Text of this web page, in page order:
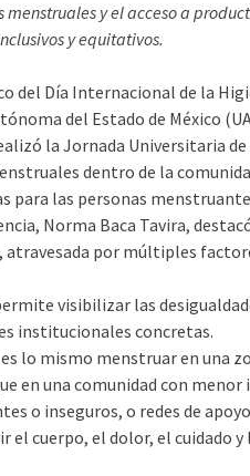
y el acceso a
y equitativos.
del Día Internacional de la
del Estado de México
la Jornada Universitaria
dentro de la
para las personas
Norma Baca Tavira,
por múltiples
visibilizar las
institucionales concretas.
lo mismo menstruar en una
en una comunidad con
o inseguros, o redes de
el cuerpo, el dolor, el cuidado